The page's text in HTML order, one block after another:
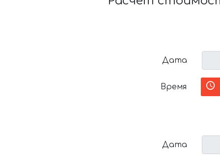
Дата
Время
Дата